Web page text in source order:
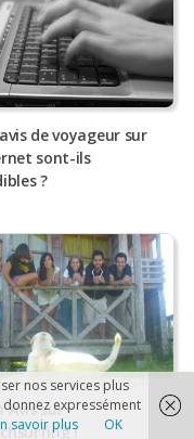
de voyageur sur
sont-ils
?
Avis sur
!
nos services plus
donnez expressément
savoir plus OK